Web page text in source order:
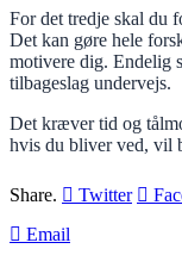
For det tredje skal du
Det kan gøre hele
motivere dig. Endelig
tilbageslag undervejs.
Det kræver tid og
hvis du bliver ved, vil
Share. Twitter
Email